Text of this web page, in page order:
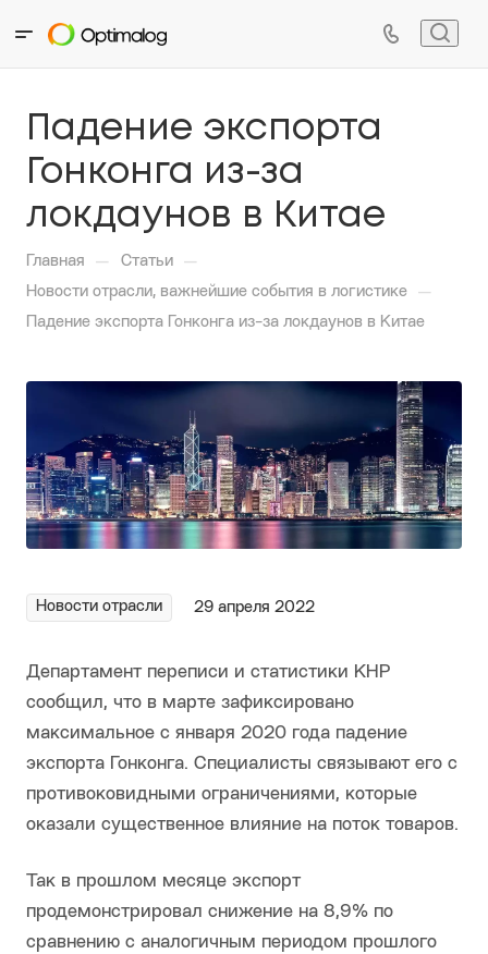
Падение экспорта
Гонконга из-за
локдаунов в Китае
Главная — Статьи —
Новости отрасли, важнейшие события в логистике —
Падение экспорта Гонконга из-за локдаунов в Китае
Новости отрасли 29 апреля 2022
Департамент переписи и статистики КНР
сообщил, что в марте зафиксировано
максимальное с января 2020 года падение
экспорта Гонконга. Специалисты связывают его с
противоковидными ограничениями, которые
оказали существенное влияние на поток товаров.
Так в прошлом месяце экспорт
продемонстрировал снижение на 8,9% по
сравнению с аналогичным периодом прошлого